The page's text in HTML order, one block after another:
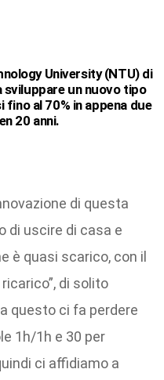
University (NTU) di
un nuovo tipo
al 70% in appena due
20 anni.
di questa
di uscire di casa e
è quasi scarico, con il
di solito
questo ci fa perdere
1h/1h e 30 per
ci affidiamo a